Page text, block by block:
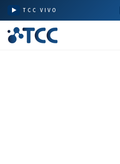
TCC VIVO